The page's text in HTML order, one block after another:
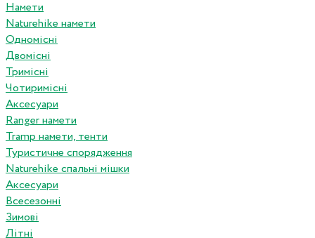
Намети
Naturehike намети
Одномісні
Двомісні
Тримісні
Чотиримісні
Аксесуари
Ranger намети
Tramp намети, тенти
Туристичне спорядження
Naturehike спальні мішки
Аксесуари
Всесезонні
Зимові
Літні